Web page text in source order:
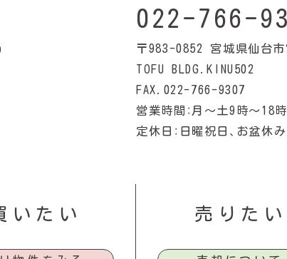
022-766-
〒983-0852 宮城県仙台
TOFU BLDG.KINU502
FAX.022-766-9307
営業時間：月〜土9時〜18時
定休日：日曜祝日、お盆休み
いたい 売りたい